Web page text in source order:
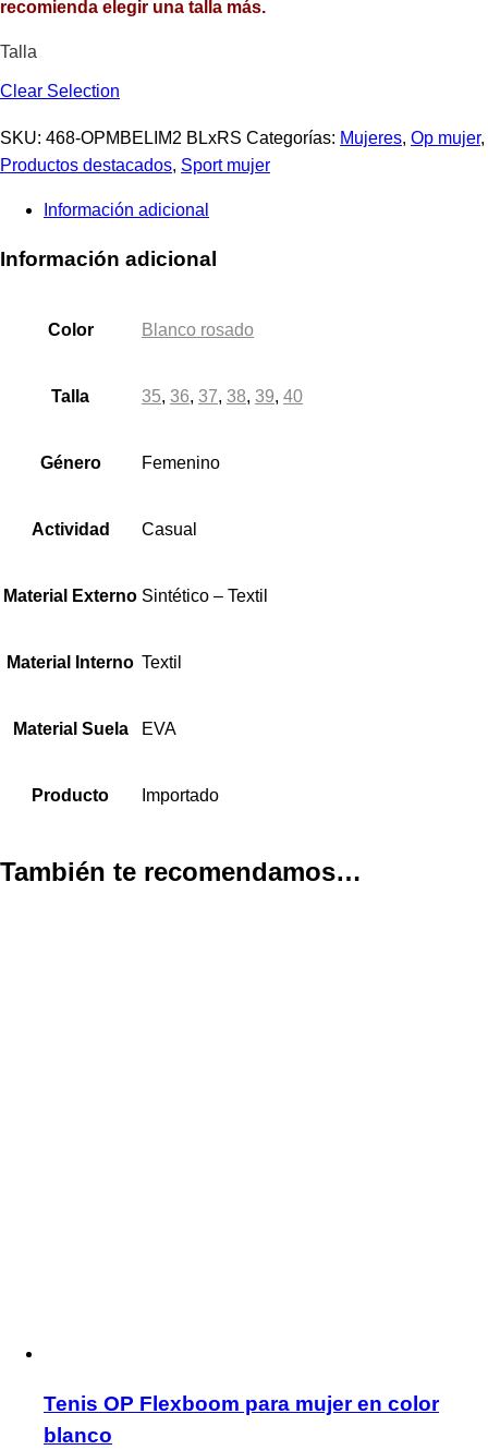
recomienda elegir una talla más.
Talla
Clear Selection
SKU: 468-OPMBELIM2 BLxRS Categorías: Mujeres, Op mujer,
Productos destacados, Sport mujer
Información adicional
Información adicional
Color Blanco rosado
Talla 35, 36, 37, 38, 39, 40
Género Femenino
Actividad Casual
Material Externo Sintético – Textil
Material Interno Textil
Material Suela EVA
Producto Importado
También te recomendamos…
Tenis OP Flexboom para mujer en color
blanco